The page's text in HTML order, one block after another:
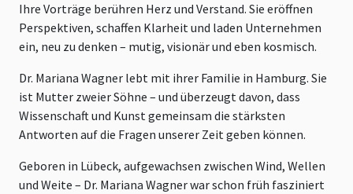
Ihre Vorträge berühren Herz und Verstand. Sie eröffnen
Perspektiven, schaffen Klarheit und laden Unternehmen
ein, neu zu denken – mutig, visionär und eben kosmisch.
Dr. Mariana Wagner lebt mit ihrer Familie in Hamburg. Sie
ist Mutter zweier Söhne – und überzeugt davon, dass
Wissenschaft und Kunst gemeinsam die stärksten
Antworten auf die Fragen unserer Zeit geben können.
Geboren in Lübeck, aufgewachsen zwischen Wind, Wellen
und Weite – Dr. Mariana Wagner war schon früh fasziniert